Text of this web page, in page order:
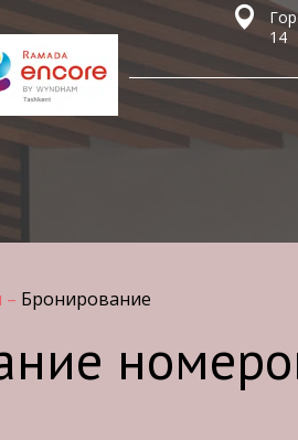
14
– Бронирование